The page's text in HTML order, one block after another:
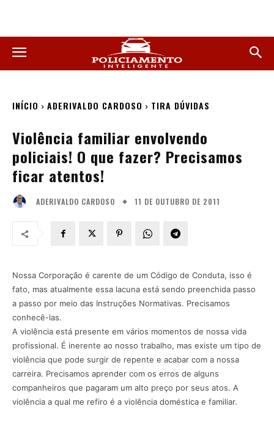
INÍCIO ADERIVALDO CARDOSO TIRA DÚVIDAS
Violência familiar envolvendo
policiais! O que fazer? Precisamos
ficar atentos!
ADERIVALDO CARDOSO 11 DE OUTUBRO DE 2011
Nossa Corporação é carente de um Código de Conduta, isso é
fato, mas atualmente essa lacuna está sendo preenchida passo
a passo por meio das Instruções Normativas. Precisamos
conhecê-las.
A violência está presente em vários momentos de nossa vida
profissional. É inerente ao nosso trabalho, mas existe um tipo de
violência que pode surgir de repente e acabar com a nossa
carreira. Precisamos aprender com os erros de alguns
companheiros que pagaram um alto preço por seus atos. A
violência a qual me refiro é a violência doméstica e familiar.